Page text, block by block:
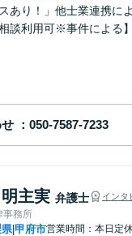
あり！」他士業連携に
談利用可※事件による】
主実 弁護士 インタ
事務所
県|甲府市営業時間：本日定